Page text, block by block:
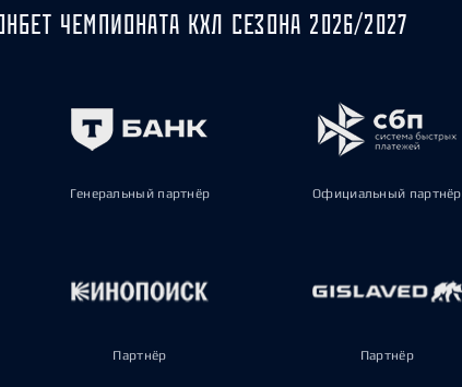
ЧЕМПИОНАТА КХЛ СЕЗОНА 2026/2027
Генеральный партнёр Официальный партнёр
Партнёр Партнёр